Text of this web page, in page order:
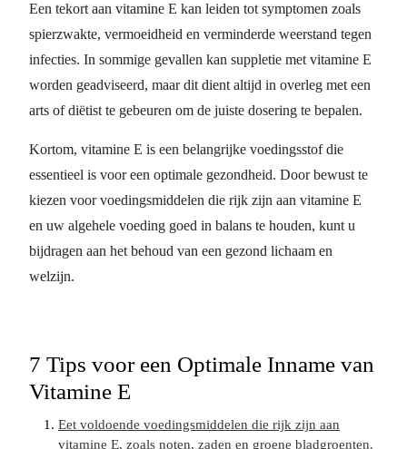
Een tekort aan vitamine E kan leiden tot symptomen zoals
spierzwakte, vermoeidheid en verminderde weerstand tegen
infecties. In sommige gevallen kan suppletie met vitamine E
worden geadviseerd, maar dit dient altijd in overleg met een
arts of diëtist te gebeuren om de juiste dosering te bepalen.
Kortom, vitamine E is een belangrijke voedingsstof die
essentieel is voor een optimale gezondheid. Door bewust te
kiezen voor voedingsmiddelen die rijk zijn aan vitamine E
en uw algehele voeding goed in balans te houden, kunt u
bijdragen aan het behoud van een gezond lichaam en
welzijn.
7 Tips voor een Optimale Inname van
Vitamine E
Eet voldoende voedingsmiddelen die rijk zijn aan
vitamine E, zoals noten, zaden en groene bladgroenten.